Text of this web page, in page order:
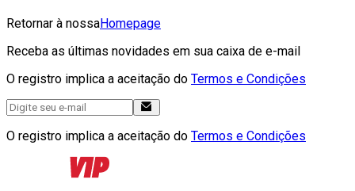
Retornar à nossaHomepage
Receba as últimas novidades em sua caixa de e-mail
O registro implica a aceitação do Termos e Condições
O registro implica a aceitação do Termos e Condições